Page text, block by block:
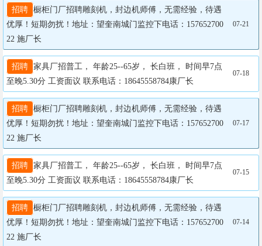
招聘 橱柜门厂招聘雕刻机，封边机师傅，无需经验，待遇
优厚！短期勿扰！地址：望奎南城门监控下电话：157652700
22 施厂长
07-21
招聘 家具厂招普工， 年龄25--65岁， 长白班， 时间早7点
至晚5.30分 工资面议 联系电话：18645558784康厂长
07-18
招聘 橱柜门厂招聘雕刻机，封边机师傅，无需经验，待遇
优厚！短期勿扰！地址：望奎南城门监控下电话：157652700
22 施厂长
07-17
招聘 家具厂招普工， 年龄25--65岁， 长白班， 时间早7点
至晚5.30分 工资面议 联系电话：18645558784康厂长
07-15
招聘 橱柜门厂招聘雕刻机，封边机师傅，无需经验，待遇
优厚！短期勿扰！地址：望奎南城门监控下电话：157652700
22 施厂长
07-14